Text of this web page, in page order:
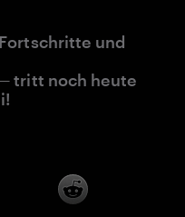
und
tritt noch heute